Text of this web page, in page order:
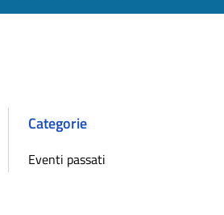
Categorie
Eventi passati